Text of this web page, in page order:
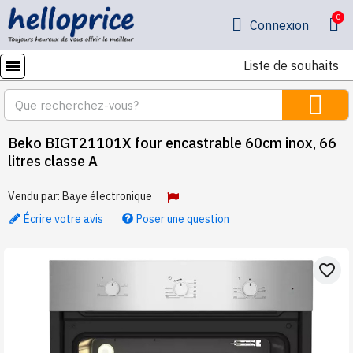
Connexion
Liste de souhaits
Beko BIGT21101X four encastrable 60cm inox, 66
litres classe A
Vendu par: Baye électronique
Écrire votre avis
Poser une question
favorite_border